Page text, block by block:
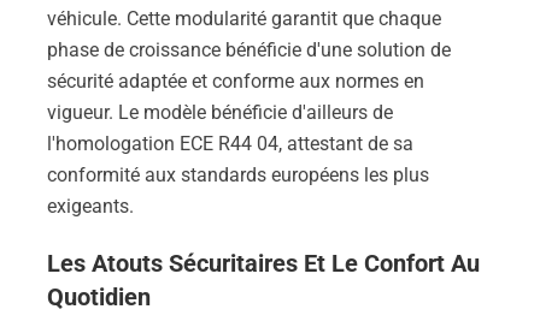
véhicule. Cette modularité garantit que chaque
phase de croissance bénéficie d'une solution de
sécurité adaptée et conforme aux normes en
vigueur. Le modèle bénéficie d'ailleurs de
l'homologation ECE R44 04, attestant de sa
conformité aux standards européens les plus
exigeants.
Les Atouts Sécuritaires Et Le Confort Au
Quotidien